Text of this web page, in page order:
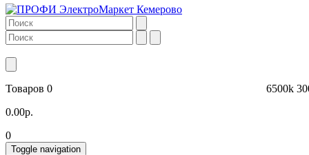
Товаров 0
0.00р.
0
Toggle navigation
6500k